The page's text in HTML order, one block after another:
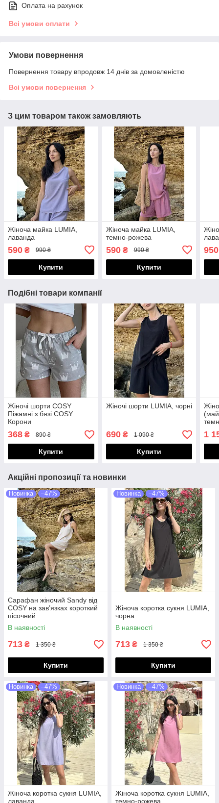
Оплата на рахунок
Всі умови оплати
Умови повернення
Повернення товару впродовж 14 днів за домовленістю
Всі умови повернення
З цим товаром також замовляють
Жіноча майка LUMIA,
лаванда
590 ₴ 990 ₴
Купити
Жіноча майка LUMIA,
темно-рожева
590₴ 990 ₴
Купити
950
Подібні товари компанії
Жіночі шорти COSY
Піжамні з бязі COSY
Корони
368 ₴ 890 ₴
Купити
Жіночі шорти LUMIA, чорні
690₴ 1 090 ₴
Купити
1
Акційні пропозиції та новинки
Новинка –47%
Сарафан жіночий Sandy від
COSY на зав’язках короткий
пісочний
В наявності
713 ₴ 1 350 ₴
Купити
Новинка –47%
Жіноча коротка сукня LUMIA,
чорна
В наявності
713 ₴ 1 350 ₴
Купити
Новинка –47%
Жіноча коротка сукня LUMIA,
лаванда
Новинка –47%
Жіноча коротка сукня LUMIA,
темно-рожева